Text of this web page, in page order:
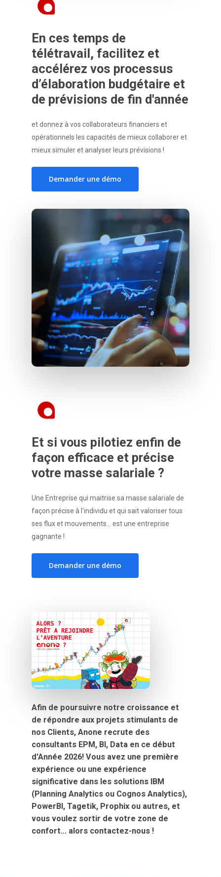
En ces temps de
télétravail, facilitez et
accélérez vos processus
d’élaboration budgétaire et
de prévisions de fin d'année
et donnez à vos collaborateurs financiers et
opérationnels les capacités de mieux collaborer et
mieux simuler et analyser leurs prévisions !
Demander une démo
Et si vous pilotiez enfin de
façon efficace et précise
votre masse salariale ?
Une Entreprise qui maitrise sa masse salariale de
façon précise à l’individu et qui sait valoriser tous
ses flux et mouvements… est une entreprise
gagnante !
Demander une démo
Afin de poursuivre notre croissance et
de répondre aux projets stimulants de
nos Clients, Anone recrute des
consultants EPM, BI, Data en ce début
d'Année 2026! Vous avez une première
expérience ou une expérience
significative dans les solutions IBM
(Planning Analytics ou Cognos Analytics),
PowerBI, Tagetik, Prophix ou autres, et
vous voulez sortir de votre zone de
confort... alors contactez-nous !
Notre expertise
Nos clients
Partenaires
Formation
Carrières
Actualités
CONTACTEZ-NOUS
ESSAI GRATUIT